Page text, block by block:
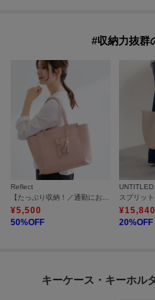
#収納力抜群
Reflect
【たっぷり収納！／通勤におすすめ】’26春夏毎日バッグ
¥5,500
50%OFF
UNTITLED
スプリッ
¥15,840
20%OFF
キーケース・キーホル